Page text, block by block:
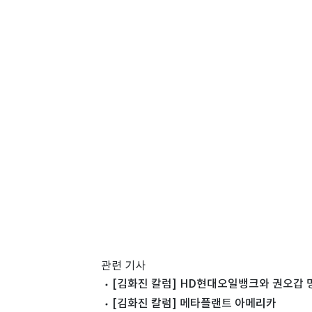
관련 기사
[김화진 칼럼] HD현대오일뱅크와 권오갑
[김화진 칼럼] 메타플랜트 아메리카